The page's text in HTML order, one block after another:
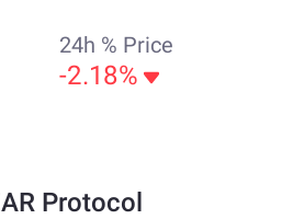
24h % Price
-2.18%
Protocol